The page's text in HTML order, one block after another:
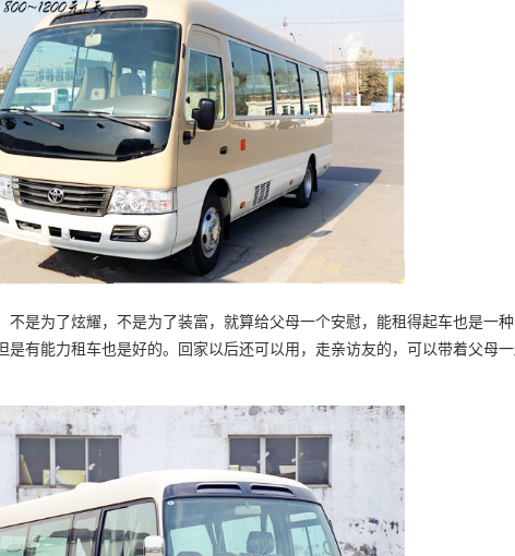
是为了炫耀，不是为了装富，就算给父母一个安慰，能租得起车也是一
是有能力租车也是好的。回家以后还可以用，走亲访友的，可以带着父母